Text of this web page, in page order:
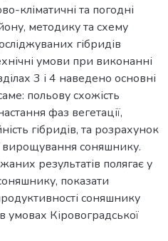
кліматичні та погодні
методику та схему
гібридів
умови при виконанні
3 і 4 наведено основні
польову схожість
фаз вегетації,
гібридів, та розрахунок
вирощування соняшнику.
результатів полягає у
показати
соняшнику
умовах Кіровоградської